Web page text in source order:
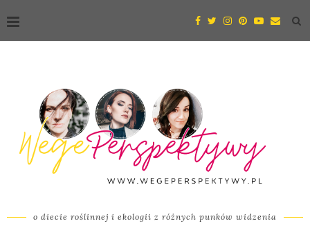
o diecie roślinnej i ekologii z różnych punków widzenia